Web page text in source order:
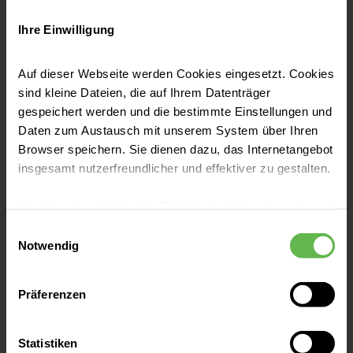
Ihre Einwilligung
Auf dieser Webseite werden Cookies eingesetzt. Cookies
sind kleine Dateien, die auf Ihrem Datenträger
gespeichert werden und die bestimmte Einstellungen und
Daten zum Austausch mit unserem System über Ihren
Browser speichern. Sie dienen dazu, das Internetangebot
insgesamt nutzerfreundlicher und effektiver zu gestalten.
eingesetzt werden.
Es steht Ihnen frei, unsere Seite mit nur den notwendigen
Cookies zu benutzen, eine individuelle Auswahl
oder durch Auswahl von „Alle Cookies akzeptieren“ in die
Notwendig
Präferenzen
Statistiken
Duodenoskopie
Ablationsverfahren zur Behandlung von
malignen Tumoren - Experimentelle und
klinische Untersuchungen“
2006 bis 2008 Leitender Oberarzt
Klinikdirektor und ständiger Vertreter des
Franklin
2011 Ernennung zum außerplanmäßigen
Professor Charité Universitätsmedizin